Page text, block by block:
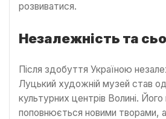
розвиватися.
Незалежність та
Після здобуття Україною
Луцький художній музей став
культурних центрів Волині. Його
поповнюється новими творами,